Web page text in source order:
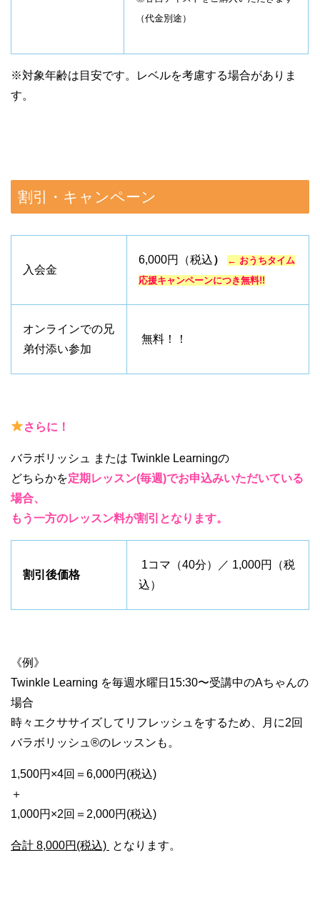
（代金別途）
※対象年齢は目安です。
レベルを考慮する場合がありま
す。
割引・キャンペーン
入会金
6,000円（税込）
← おうちタイム
応援キャンペーンにつき無料!!
オンラインでの兄
弟付添い参加
無料！！
さらに！
バラボリッシュ または Twinkle Learningの
どちらかを定期レッスン(毎週)でお申込みいただいている
場合、
もう一方のレッスン料が割引となります。
割引後価格
1コマ（40分）／ 1,000円（税
込）
《例》
Twinkle Learning を毎週水曜日15:30〜受講中のAちゃんの
場合
時々エクササイズしてリフレッシュをするため、月に2回
バラボリッシュ®のレッスンも。
1,500円×4回＝6,000円(税込)
＋
1,000円×2回＝2,000円(税込)
合計 8,000円(税込) となります。